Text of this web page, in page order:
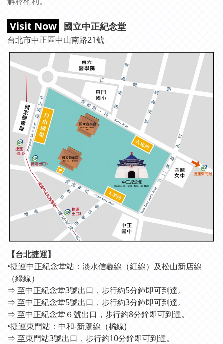
Visit Now 國立中正紀念堂
台北市中正區中山南路21號
【台北捷運】
•捷運中正紀念堂站：淡水信義線（紅線）及松山新店線
（綠線）
⇒ 至中正紀念堂3號出口，步行約5分鐘即可到達。
⇒ 至中正紀念堂5號出口，步行約3分鐘即可到達。
⇒ 至中正紀念堂６號出口，步行約8分鐘即可到達。
•捷運東門站：中和-新蘆線（橘線)
⇒ 至東門站3號出口，步行約10分鐘即可到達。